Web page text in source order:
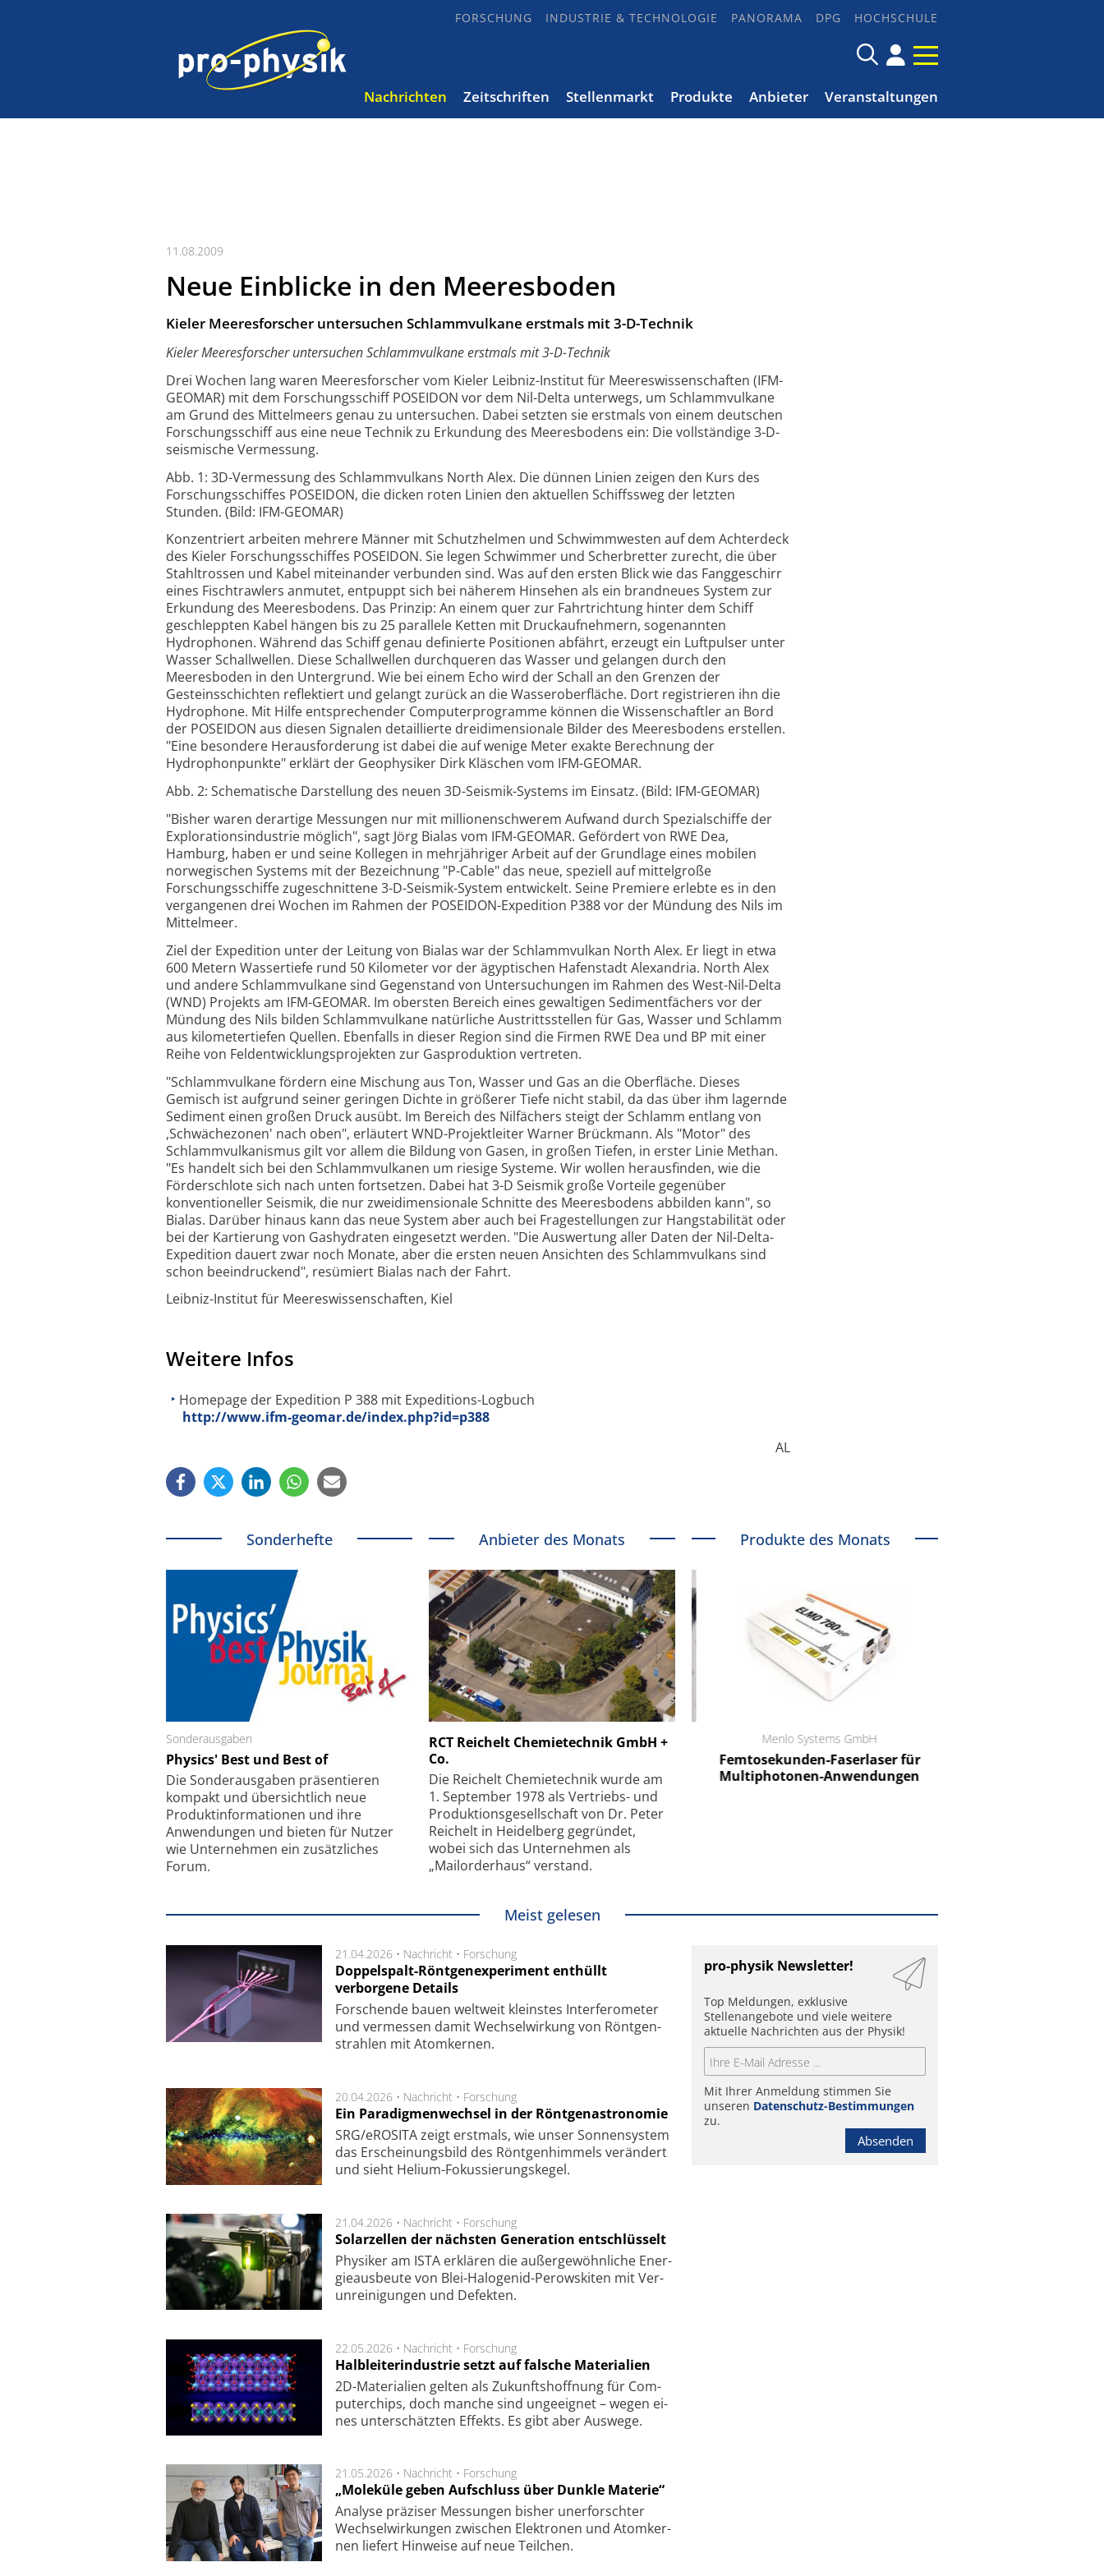
FORSCHUNG INDUSTRIE & TECHNOLOGIE PANORAMA DPG HOCHSCHULE
Nachrichten Zeitschriften Stellenmarkt Produkte Anbieter Veranstaltungen
11.08.2009
Neue Einblicke in den Meeresboden
Kieler Meeresforscher untersuchen Schlammvulkane erstmals mit 3-D-Technik
Kieler Meeresforscher untersuchen Schlammvulkane erstmals mit 3-D-Technik
Drei Wochen lang waren Meeresforscher vom Kieler Leibniz-Institut für Meereswissenschaften (IFM-
GEOMAR) mit dem Forschungsschiff POSEIDON vor dem Nil-Delta unterwegs, um Schlammvulkane
am Grund des Mittelmeers genau zu untersuchen. Dabei setzten sie erstmals von einem deutschen
Forschungsschiff aus eine neue Technik zu Erkundung des Meeresbodens ein: Die vollständige 3-D-
seismische Vermessung.
Abb. 1: 3D-Vermessung des Schlammvulkans North Alex. Die dünnen Linien zeigen den Kurs des
Forschungsschiffes POSEIDON, die dicken roten Linien den aktuellen Schiffssweg der letzten
Stunden. (Bild: IFM-GEOMAR)
Konzentriert arbeiten mehrere Männer mit Schutzhelmen und Schwimmwesten auf dem Achterdeck
des Kieler Forschungsschiffes POSEIDON. Sie legen Schwimmer und Scherbretter zurecht, die über
Stahltrossen und Kabel miteinander verbunden sind. Was auf den ersten Blick wie das Fanggeschirr
eines Fischtrawlers anmutet, entpuppt sich bei näherem Hinsehen als ein brandneues System zur
Erkundung des Meeresbodens. Das Prinzip: An einem quer zur Fahrtrichtung hinter dem Schiff
geschleppten Kabel hängen bis zu 25 parallele Ketten mit Druckaufnehmern, sogenannten
Hydrophonen. Während das Schiff genau definierte Positionen abfährt, erzeugt ein Luftpulser unter
Wasser Schallwellen. Diese Schallwellen durchqueren das Wasser und gelangen durch den
Meeresboden in den Untergrund. Wie bei einem Echo wird der Schall an den Grenzen der
Gesteinsschichten reflektiert und gelangt zurück an die Wasseroberfläche. Dort registrieren ihn die
Hydrophone. Mit Hilfe entsprechender Computerprogramme können die Wissenschaftler an Bord
der POSEIDON aus diesen Signalen detaillierte dreidimensionale Bilder des Meeresbodens erstellen.
"Eine besondere Herausforderung ist dabei die auf wenige Meter exakte Berechnung der
Hydrophonpunkte" erklärt der Geophysiker Dirk Kläschen vom IFM-GEOMAR.
Abb. 2: Schematische Darstellung des neuen 3D-Seismik-Systems im Einsatz. (Bild: IFM-GEOMAR)
"Bisher waren derartige Messungen nur mit millionenschwerem Aufwand durch Spezialschiffe der
Explorationsindustrie möglich", sagt Jörg Bialas vom IFM-GEOMAR. Gefördert von RWE Dea,
Hamburg, haben er und seine Kollegen in mehrjähriger Arbeit auf der Grundlage eines mobilen
norwegischen Systems mit der Bezeichnung "P-Cable" das neue, speziell auf mittelgroße
Forschungsschiffe zugeschnittene 3-D-Seismik-System entwickelt. Seine Premiere erlebte es in den
vergangenen drei Wochen im Rahmen der POSEIDON-Expedition P388 vor der Mündung des Nils im
Mittelmeer.
Ziel der Expedition unter der Leitung von Bialas war der Schlammvulkan North Alex. Er liegt in etwa
600 Metern Wassertiefe rund 50 Kilometer vor der ägyptischen Hafenstadt Alexandria. North Alex
und andere Schlammvulkane sind Gegenstand von Untersuchungen im Rahmen des West-Nil-Delta
(WND) Projekts am IFM-GEOMAR. Im obersten Bereich eines gewaltigen Sedimentfächers vor der
Mündung des Nils bilden Schlammvulkane natürliche Austrittsstellen für Gas, Wasser und Schlamm
aus kilometertiefen Quellen. Ebenfalls in dieser Region sind die Firmen RWE Dea und BP mit einer
Reihe von Feldentwicklungsprojekten zur Gasproduktion vertreten.
"Schlammvulkane fördern eine Mischung aus Ton, Wasser und Gas an die Oberfläche. Dieses
Gemisch ist aufgrund seiner geringen Dichte in größerer Tiefe nicht stabil, da das über ihm lagernde
Sediment einen großen Druck ausübt. Im Bereich des Nilfächers steigt der Schlamm entlang von
,Schwächezonen' nach oben", erläutert WND-Projektleiter Warner Brückmann. Als "Motor" des
Schlammvulkanismus gilt vor allem die Bildung von Gasen, in großen Tiefen, in erster Linie Methan.
"Es handelt sich bei den Schlammvulkanen um riesige Systeme. Wir wollen herausfinden, wie die
Förderschlote sich nach unten fortsetzen. Dabei hat 3-D Seismik große Vorteile gegenüber
konventioneller Seismik, die nur zweidimensionale Schnitte des Meeresbodens abbilden kann", so
Bialas. Darüber hinaus kann das neue System aber auch bei Fragestellungen zur Hangstabilität oder
bei der Kartierung von Gashydraten eingesetzt werden. "Die Auswertung aller Daten der Nil-Delta-
Expedition dauert zwar noch Monate, aber die ersten neuen Ansichten des Schlammvulkans sind
schon beeindruckend", resümiert Bialas nach der Fahrt.
Leibniz-Institut für Meereswissenschaften, Kiel
Weitere Infos
Homepage der Expedition P 388 mit Expeditions-Logbuch
http://www.ifm-geomar.de/index.php?id=p388
AL
Sonderhefte
Sonderausgaben
Physics' Best und Best of
Die Sonder­ausgaben präsentieren
kompakt und übersichtlich neue
Produkt­informationen und ihre
Anwendungen und bieten für Nutzer
wie Unternehmen ein zusätzliches
Forum.
Anbieter des Monats
RCT Reichelt Chemietechnik GmbH +
Co.
Die Reichelt Chemietechnik wurde am
1. September 1978 als Vertriebs- und
Produktionsgesellschaft von Dr. Peter
Reichelt in Heidelberg gegründet,
wobei sich das Unternehmen als
„Mailorderhaus“ verstand.
Produkte des Monats
Faserkoppler mit Super-
Feinfokussierungsmechanismus
SmarAct GmbH
kleinstem Raum
Menlo Systems GmbH
Femtosekunden-Faserlaser für
Multiphotonen-Anwendungen
Meist gelesen
21.04.2026 • Nachricht • Forschung
Doppelspalt-Röntgenexperiment enthüllt
verborgene Details
For­schen­de bau­en welt­weit kleins­tes In­ter­fe­ro­me­ter
und ver­mes­sen da­mit Wech­sel­wir­kung von Rönt­gen­
strah­len mit Atom­ker­nen.
20.04.2026 • Nachricht • Forschung
Ein Paradigmenwechsel in der Röntgenastronomie
SRG/eROSITA zeigt erst­mals, wie unser Son­nen­sys­tem
das Er­schei­nungs­bild des Rönt­gen­him­mels ver­än­dert
und sieht Helium-Fokus­sie­rungs­ke­gel.
21.04.2026 • Nachricht • Forschung
Solarzellen der nächsten Generation entschlüsselt
Physiker am ISTA er­klä­ren die außer­ge­wöhn­li­che Ener­
gie­aus­beu­te von Blei-Halo­ge­nid-Perows­ki­ten mit Ver­
unrei­ni­gung­en und De­fek­ten.
22.05.2026 • Nachricht • Forschung
Halbleiterindustrie setzt auf falsche Materialien
2D-Mate­ri­a­li­en gel­ten als Zu­kunfts­hoff­nung für Com­
pu­ter­chips, doch man­che sind un­ge­eig­net – we­gen ei­
nes un­ter­schätz­ten Ef­fekts. Es gibt aber Aus­we­ge.
21.05.2026 • Nachricht • Forschung
„Moleküle geben Aufschluss über Dunkle Materie“
Analyse prä­zi­ser Mes­sung­en bis­her un­er­for­schter
Wech­sel­wir­kung­en zwi­schen Elek­tro­nen und Atom­ker­
nen lie­fert Hin­wei­se auf neue Teil­chen.
pro-physik Newsletter!
Top Meldungen, exklusive
Stellenangebote und viele weitere
aktuelle Nachrichten aus der Physik!
Mit Ihrer Anmeldung stimmen Sie
unseren Datenschutz-Bestimmungen
zu.
Absenden